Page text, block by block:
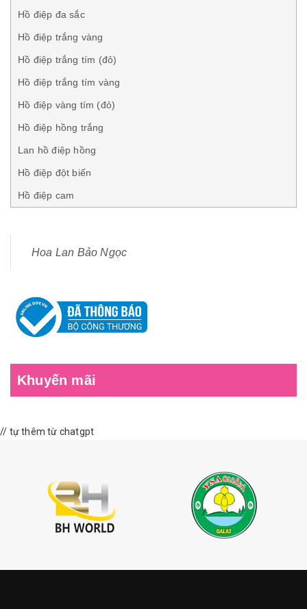
Hồ điệp đa sắc
Hồ điệp trắng vàng
Hồ điệp trắng tím (đỏ)
Hồ điệp trắng tím vàng
Hồ điệp vàng tím (đỏ)
Hồ điệp hồng trắng
Lan hồ điệp hồng
Hồ điệp đột biến
Hồ điệp cam
Hoa Lan Bảo Ngọc
Khuyến mãi
// tự thêm từ chatgpt